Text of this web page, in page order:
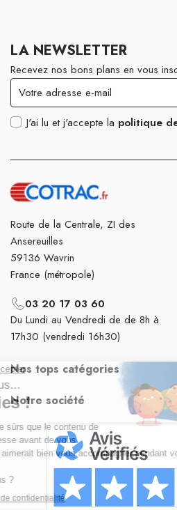
LA NEWSLETTER
Recevez nos bons plans en vous
J'ai lu et j'accepte la politique
Route de la Centrale, ZI des
Ansereuilles
59136 Wavrin
France (métropole)
03 20 17 03 60
Du Lundi au Vendredi de de 8h à
17h30 (vendredi 16h30)
Nos tops catégories
Notre société